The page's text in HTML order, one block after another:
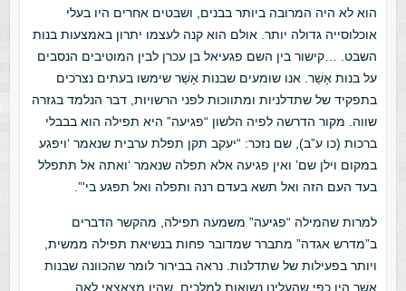
הוא לא היה המרובה ביותר בבנים, ושבטים אחרים היו בעלי
אוכלוסייה גדולה יותר. אולם הוא קנה לעצמו יתרון באמצעות בנות
השבט. …קישור בין השם פגעיאל בן עכרן לבין המוטיבים הנסבים
על בנות אָשֵׁר. אנו שומעים שבנות אָשֵׁר שימשו בעתים נצרכים
בתפקיד של שתדלניות ומתווכות לפני הרשויות, דבר הנלמד בגזרה
שווה. מקור הדרשה לפיה הלשון “פגיעה” היא תפילה הוא בבבלי
ברכות (כו ע”ב), שם נזכר: “יעקב תקן תפלת ערבית שנאמר ‘ויפגע
במקום וילן שם’ ואין פגיעה אלא תפלה שנאמר ‘ואתה אל תתפלל
בעד העם הזה ואל תשא בעדם רנה ותפלה ואל תפגע בי'”.
למרות שהמילה “פגיעה” משמעה תפילה, מהקשר הדברים
ב”מדרש אגדה” מתברר שמדובר פחות בנשיאת תפילה ממשית,
ויותר בפעילות של שתדלנות. נראה בבירור לומר שהכוונה שבנות
אָשֵׁר היו כפי שהעלינו נשואות למלכים, שהיו מצאצאי לאה.